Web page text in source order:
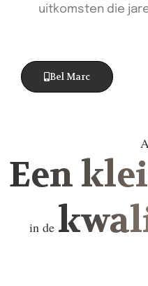
uitkomsten die
Bel Marc
Een
in de